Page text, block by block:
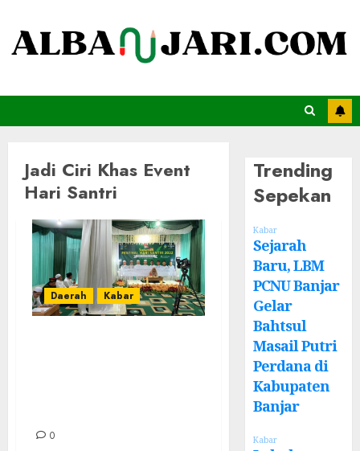
Jadi Ciri Khas Event
Hari Santri
Daerah Kabar
0
Trending
Sepekan
Kabar
Sejarah
Baru, LBM
PCNU Banjar
Gelar
Bahtsul
Masail Putri
Perdana di
Kabupaten
Banjar
Kabar